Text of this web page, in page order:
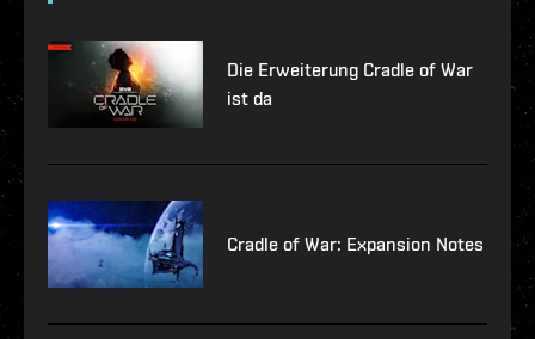
Die Erweiterung Cradle of War
ist da
Cradle of War: Expansion Notes